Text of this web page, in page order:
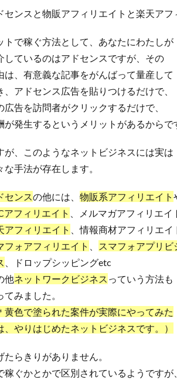
センスと物販アフィリエイトと楽天アフ
トで稼ぐ方法として、あなたにわたしが
しているのはアドセンスですが、その
は、有意義な記事をがんばって量産して
、アドセンス広告を貼りつけるだけで、
広告を訪問者がクリックするだけで、
が発生するというメリットがあるからで
が、このようなネットビジネスには実は
な手法が存在します。
センスの他には、 物販系アフィリエイト
アフィリエイト
、メルマガアフィリエイ
アフィリエイト
、情報商材アフィリエイ
フォアフィリエイト
スマフォアプリビ
、ドロップシッピングetc
他ネットワークビジネス っていう方法も
てみました。
黄色で塗られた案件が実際にやってみた
、やりはじめたネットビジネスです。）
たらきりがありません。
稼ぐかとかで区別されているようですが、